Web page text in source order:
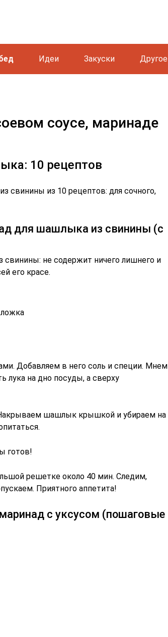
Идеи Закуски Другое
соусе, маринаде
10 рецептов
свинины из 10 рецептов: для сочного,
для шашлыка из свинины (с
не содержит ничего лишнего и
его красе.
Добавляем в него соль и специи. Мнем
лука на дно посуды, а сверху
шашлык крышкой и убираем на
готов!
решетке около 40 мин. Следим,
Приятного аппетита!
с уксусом (пошаговые